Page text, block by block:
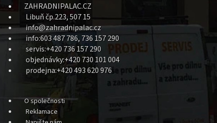
ZAHRADNIPALAC.CZ
Libuň čp.223, 507 15
info@zahradnipalac.cz
info:603 487 786, 736 157 290
servis:+420 736 157 290
objednávky:+420 730 101 004
prodejna:+420 493 620 976
O společnosti
Reklamace